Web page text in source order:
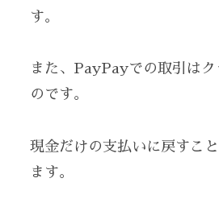
す。
また、PayPayでの取引は
のです。
現金だけの支払いに戻すこ
ます。